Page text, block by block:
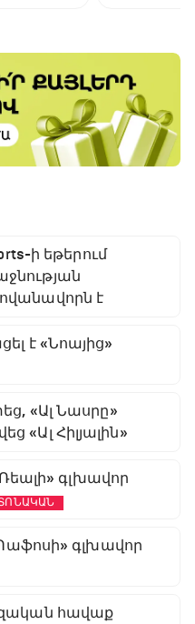
ի եթերում
է
է «Նոայից»
«Ալ Նասրը»
«Ալ Հիլյալին»
գլխավոր
գլխավոր
հավաք